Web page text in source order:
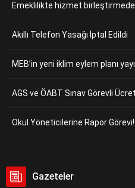
Emeklilikte hizmet
Akıllı Telefon Yasağı İptal Edildi
MEB’in yeni iklim eylem planı
AGS ve ÖABT Sınav Görevli
Okul Yöneticilerine Rapor Görevi!
Gazeteler